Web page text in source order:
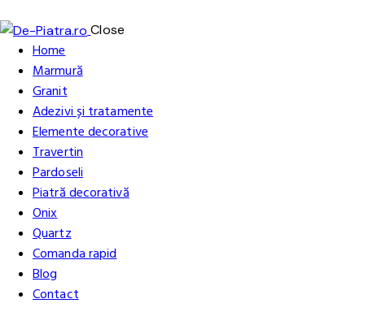
Close
Home
Marmură
Granit
Adezivi și tratamente
Elemente decorative
Travertin
Pardoseli
Piatră decorativă
Onix
Quartz
Comanda rapid
Blog
Contact